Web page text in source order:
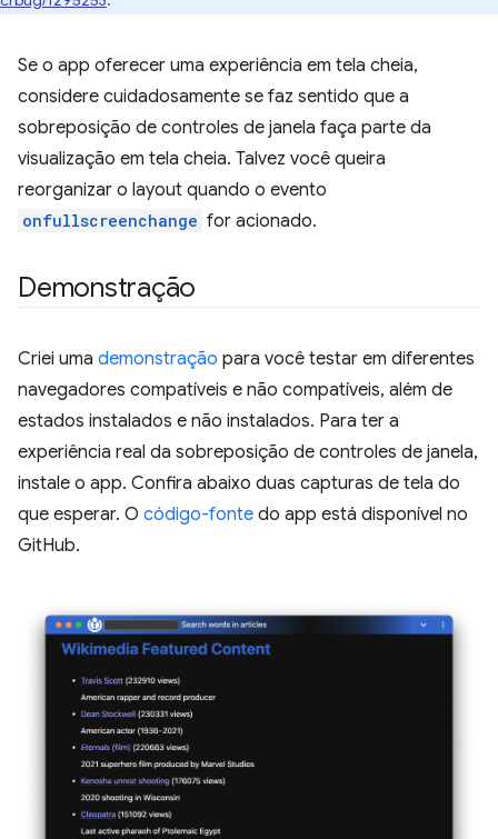
Se o app oferecer uma experiência em tela cheia,
considere cuidadosamente se faz sentido que a
sobreposição de controles de janela faça parte da
visualização em tela cheia. Talvez você queira
reorganizar o layout quando o evento
onfullscreenchange for acionado.
Demonstração
Criei uma demonstração para você testar em diferentes
navegadores compatíveis e não compatíveis, além de
estados instalados e não instalados. Para ter a
experiência real da sobreposição de controles de janela,
instale o app. Confira abaixo duas capturas de tela do
que esperar. O código-fonte do app está disponível no
GitHub.